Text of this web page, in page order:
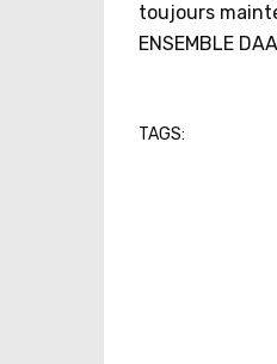
toujours
ENSEMBLE
TAGS: